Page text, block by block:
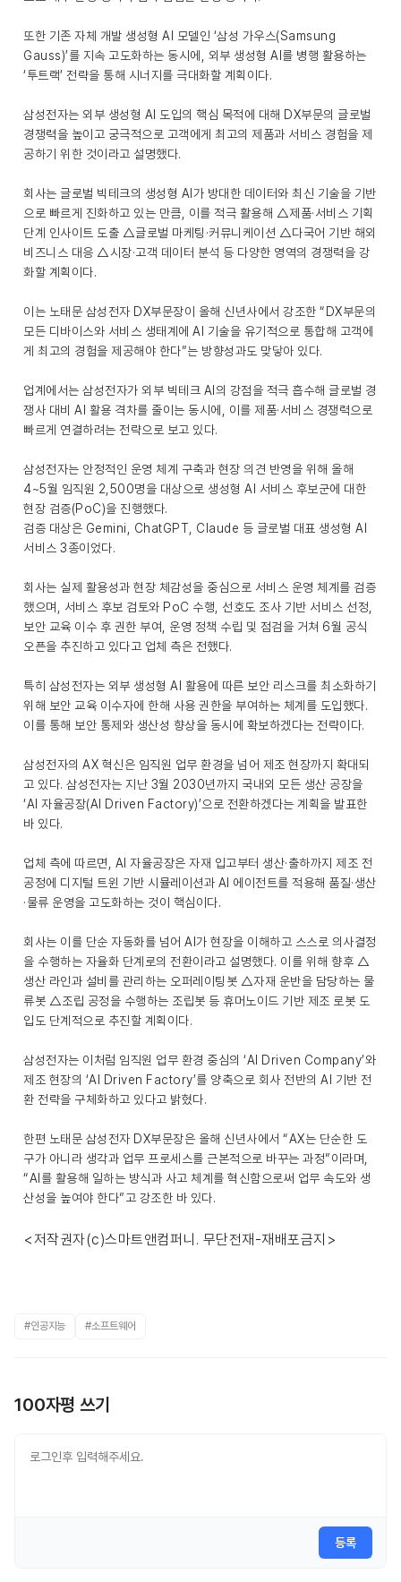
또한 기존 자체 개발 생성형 AI 모델인 ‘삼성 가우스(Samsung
Gauss)’를 지속 고도화하는 동시에, 외부 생성형 AI를 병행 활용하는
‘투트랙’ 전략을 통해 시너지를 극대화할 계획이다.
삼성전자는 외부 생성형 AI 도입의 핵심 목적에 대해 DX부문의 글로벌
경쟁력을 높이고 궁극적으로 고객에게 최고의 제품과 서비스 경험을 제
공하기 위한 것이라고 설명했다.
회사는 글로벌 빅테크의 생성형 AI가 방대한 데이터와 최신 기술을 기반
으로 빠르게 진화하고 있는 만큼, 이를 적극 활용해 △제품·서비스 기획
단계 인사이트 도출 △글로벌 마케팅·커뮤니케이션 △다국어 기반 해외
비즈니스 대응 △시장·고객 데이터 분석 등 다양한 영역의 경쟁력을 강
화할 계획이다.
이는 노태문 삼성전자 DX부문장이 올해 신년사에서 강조한 “DX부문의
모든 디바이스와 서비스 생태계에 AI 기술을 유기적으로 통합해 고객에
게 최고의 경험을 제공해야 한다”는 방향성과도 맞닿아 있다.
업계에서는 삼성전자가 외부 빅테크 AI의 강점을 적극 흡수해 글로벌 경
쟁사 대비 AI 활용 격차를 줄이는 동시에, 이를 제품·서비스 경쟁력으로
빠르게 연결하려는 전략으로 보고 있다.
삼성전자는 안정적인 운영 체계 구축과 현장 의견 반영을 위해 올해
4~5월 임직원 2,500명을 대상으로 생성형 AI 서비스 후보군에 대한
현장 검증(PoC)을 진행했다.
검증 대상은 Gemini, ChatGPT, Claude 등 글로벌 대표 생성형 AI
서비스 3종이었다.
회사는 실제 활용성과 현장 체감성을 중심으로 서비스 운영 체계를 검증
했으며, 서비스 후보 검토와 PoC 수행, 선호도 조사 기반 서비스 선정,
보안 교육 이수 후 권한 부여, 운영 정책 수립 및 점검을 거쳐 6월 공식
오픈을 추진하고 있다고 업체 측은 전했다.
특히 삼성전자는 외부 생성형 AI 활용에 따른 보안 리스크를 최소화하기
위해 보안 교육 이수자에 한해 사용 권한을 부여하는 체계를 도입했다.
이를 통해 보안 통제와 생산성 향상을 동시에 확보하겠다는 전략이다.
삼성전자의 AX 혁신은 임직원 업무 환경을 넘어 제조 현장까지 확대되
고 있다. 삼성전자는 지난 3월 2030년까지 국내외 모든 생산 공장을
‘AI 자율공장(AI Driven Factory)’으로 전환하겠다는 계획을 발표한
바 있다.
업체 측에 따르면, AI 자율공장은 자재 입고부터 생산·출하까지 제조 전
공정에 디지털 트윈 기반 시뮬레이션과 AI 에이전트를 적용해 품질·생산
·물류 운영을 고도화하는 것이 핵심이다.
회사는 이를 단순 자동화를 넘어 AI가 현장을 이해하고 스스로 의사결정
을 수행하는 자율화 단계로의 전환이라고 설명했다. 이를 위해 향후 △
생산 라인과 설비를 관리하는 오퍼레이팅봇 △자재 운반을 담당하는 물
류봇 △조립 공정을 수행하는 조립봇 등 휴머노이드 기반 제조 로봇 도
입도 단계적으로 추진할 계획이다.
삼성전자는 이처럼 임직원 업무 환경 중심의 ‘AI Driven Company’와
제조 현장의 ‘AI Driven Factory’를 양축으로 회사 전반의 AI 기반 전
환 전략을 구체화하고 있다고 밝혔다.
한편 노태문 삼성전자 DX부문장은 올해 신년사에서 “AX는 단순한 도
구가 아니라 생각과 업무 프로세스를 근본적으로 바꾸는 과정”이라며,
“AI를 활용해 일하는 방식과 사고 체계를 혁신함으로써 업무 속도와 생
산성을 높여야 한다”고 강조한 바 있다.
<저작권자(c)스마트앤컴퍼니. 무단전재-재배포금지>
#인공지능 #소프트웨어
100자평 쓰기
등록